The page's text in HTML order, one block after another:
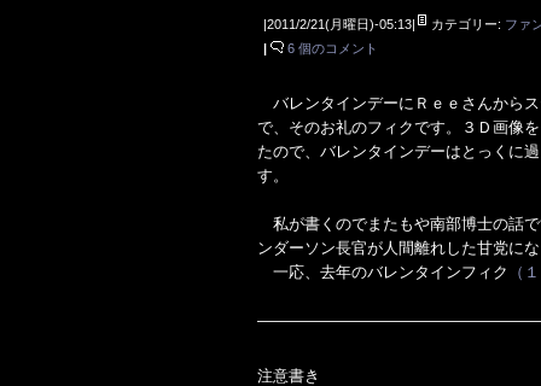
|2011/2/21(月曜日)-05:13| カテゴリー: ファ
|
6 個のコメント
バレンタインデーにＲｅｅさんから
で、そのお礼のフィクです。３Ｄ画像
たので、バレンタインデーはとっくに
す。
私が書くのでまたもや南部博士の話
ンダーソン長官が人間離れした甘党に
一応、去年のバレンタインフィク
（
注意書き